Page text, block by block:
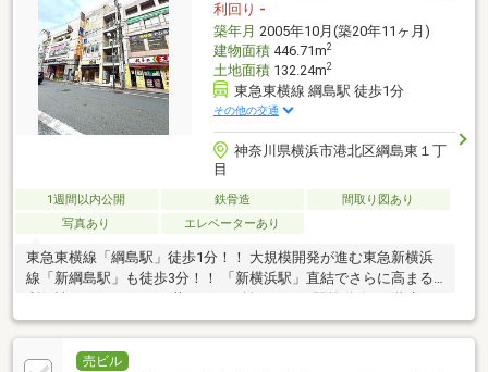
利回り -
築年月 2005年10月(築20年11ヶ月)
建物面積446.71m2
土地面積132.24m2
東急東横線 綱島駅 徒歩1分
その他の交通
神奈川県横浜市港北区綱島東１丁
目
1週間以内公開 鉄骨造
間取り図あり
写真あり
エレベーターあり
東急東横線「綱島駅」徒歩1分！！ 大規模開発が進む東急新横浜
線「新綱島駅」も徒歩3分！！ 「新横浜駅」直結でさらに高まる
利便性！！ テナントを惹きつけて離さない、駅前動線の5階建一
棟収益ビル！！
売ビル